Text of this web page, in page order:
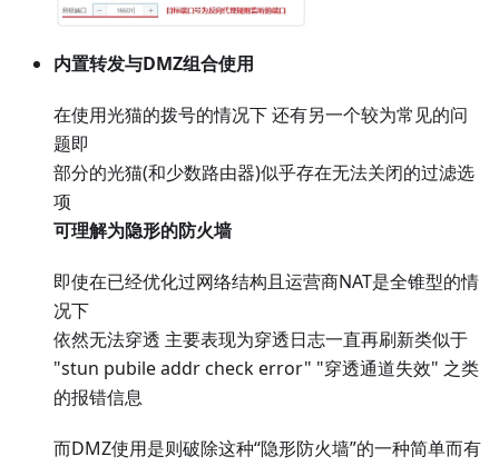
内置转发与DMZ组合使用
在使用光猫的拨号的情况下 还有另一个较为常见的问
题即
部分的光猫(和少数路由器)似乎存在无法关闭的过滤选
项
可理解为隐形的防火墙
即使在已经优化过网络结构且运营商NAT是全锥型的情
况下
依然无法穿透 主要表现为穿透日志一直再刷新类似于
"stun pubile addr check error" "穿透通道失效" 之类
的报错信息
而DMZ使用是则破除这种“隐形防火墙”的一种简单而有